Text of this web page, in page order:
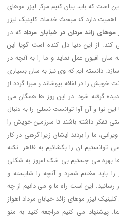
است که باید بیان کنیم مرکز لیزر موهای
اهمیت دارد که مبحث خدمات کلینیک لیزر
موهای زائد مردان در خیابان مرداد که در
از این دنیا دل کنده است گویا این
سان افیون عمل نماید و ما را به آنچه در
دانسته ایم که وی نیز به سان بسیاری
خویش را در لفافه بپوشاند و مبرا گردد از
گرفته شود. در این روز ها همگان می
نوا و آن آوا توانست نسلی را به دنبال
تفکر داشته باشند تا سرزمین خویش را
ما را بردند ایشان زیرا گرهی در کار
توانستیم آن را بگشائیم به ظاهر. نکته
بهره می جستیم بی شک امروز به شکلی
را باید مغتنم شمرد و آنچه را شایسته و
این است راه ما و می دانیم از چه
لیزر موهای زائد خیابان مرداد اهواز
می کنیم مراجعه کنید به منو